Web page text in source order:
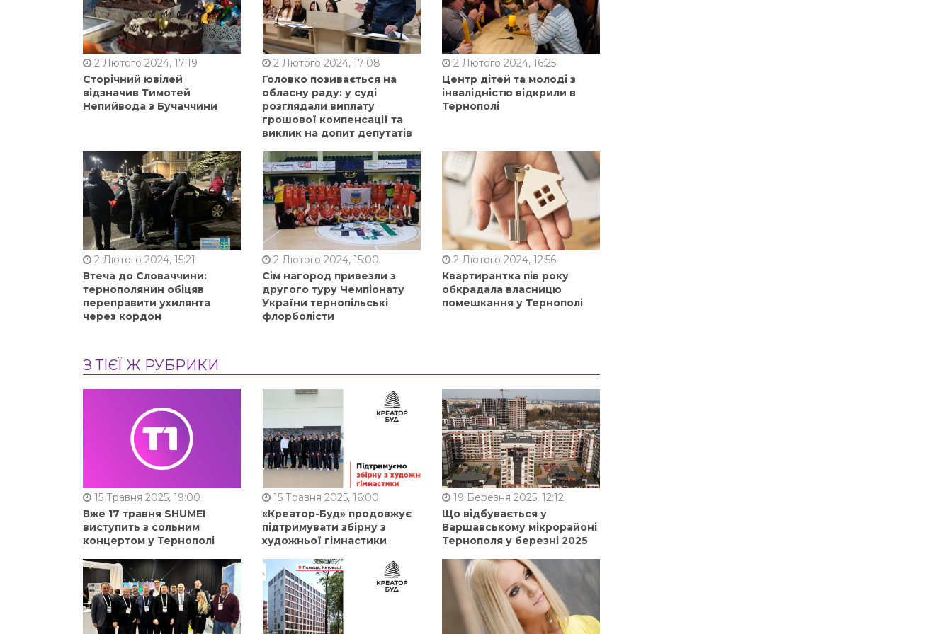
2 Лютого 2024, 17:19
Сторічний ювілей
відзначив Тимотей
Непийвода з Бучаччини
2 Лютого 2024, 17:08
Головко позивається на
обласну раду: у суді
розглядали виплату
грошової компенсації та
виклик на допит депутатів
2 Лютого 2024, 16:25
Центр дітей та молоді з
інвалідністю відкрили в
Тернополі
2 Лютого 2024, 15:21
Втеча до Словаччини:
тернополянин обіцяв
переправити ухилянта
через кордон
2 Лютого 2024, 15:00
Сім нагород привезли з
другого туру Чемпіонату
України тернопільські
флорболісти
2 Лютого 2024, 12:56
Квартирантка пів року
обкрадала власницю
помешкання у Тернополі
З ТІЄЇ Ж РУБРИКИ
15 Травня 2025, 19:00
Вже 17 травня SHUMEI
виступить з сольним
концертом у Тернополі
15 Травня 2025, 16:00
«Креатор-Буд» продовжує
підтримувати збірну з
художньої гімнастики
19 Березня 2025, 12:12
Що відбувається у
Варшавському мікрорайоні
Тернополя у березні 2025